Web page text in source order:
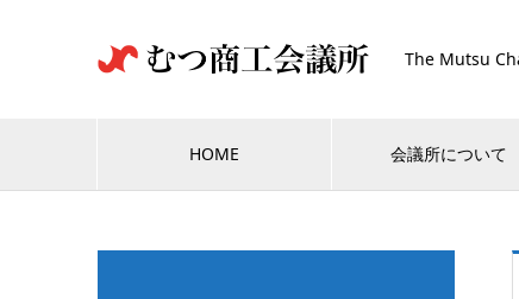
The Mutsu
HOME 会議所について